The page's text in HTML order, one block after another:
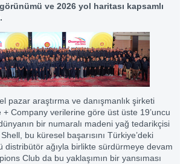
ve 2026 yol haritası kapsamlı
pazar araştırma ve danışmanlık şirketi
+ Company verilerine göre üst üste 19’uncu
bir numaralı madeni yağ tedarikçisi
Shell, bu küresel başarısını Türkiye’deki
distribütör ağıyla birlikte sürdürmeye devam
Club da bu yaklaşımın bir yansıması